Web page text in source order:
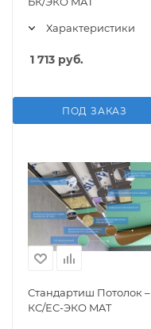
Характеристики
1 713 руб.
ПОД ЗАКАЗ
Стандартиш Потолок –
КС/ЕС-ЭКО MAT